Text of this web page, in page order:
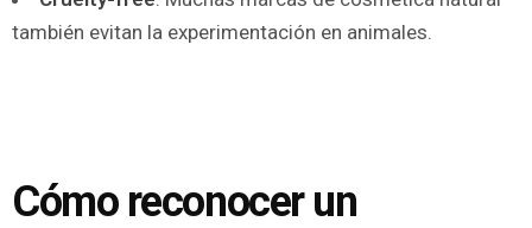
también evitan la experimentación en animales.
Cómo reconocer un